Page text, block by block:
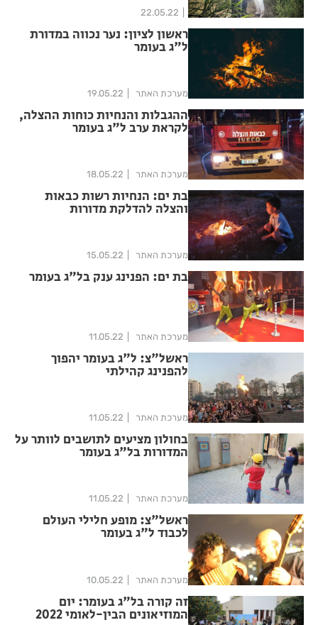
22.05.22
ראשון לציון: נער נכווה במדורת
ל"ג בעומר
מערכת האתר 19.05.22
ההגבלות והנחיות כוחות ההצלה,
לקראת ערב ל"ג בעומר
מערכת האתר 18.05.22
בת ים: הנחיות רשות כבאות
והצלה להדלקת מדורות
מערכת האתר 15.05.22
בת ים: הפנינג ענק בל"ג בעומר
מערכת האתר 11.05.22
ראשל"צ: ל"ג בעומר יהפוך
להפנינג קהילתי
מערכת האתר 11.05.22
בחולון מציעים לתושבים לוותר על
המדורות בל"ג בעומר
מערכת האתר 11.05.22
ראשל"צ: מופע חלילי העולם
לכבוד ל"ג בעומר
מערכת האתר 10.05.22
זה קורה בל"ג בעומר: יום
המוזיאונים הבין-לאומי 2022